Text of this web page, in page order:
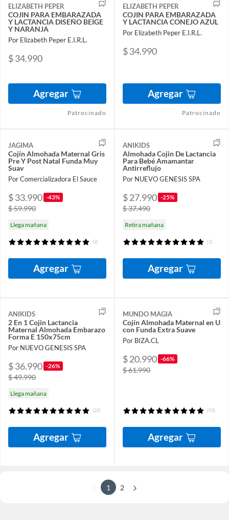
ELIZABETH PEPER
COJIN PARA EMBARAZADA
Y LACTANCIA DISEÑO BEIGE
Y NARANJA
Por Elizabeth Peper E.I.R.L.
$ 34.990
Agregar
Patrocinado
ELIZABETH PEPER
COJIN PARA EMBARAZADA
Y LACTANCIA CONEJO AZUL
Por Elizabeth Peper E.I.R.L.
$ 34.990
Agregar
Patrocinado
JAGIMA
Cojín Almohada Maternal Gris
Pre Y Post Natal Funda Muy
Suav
Por Comercializadora El Sauce
$ 33.990 -43%
$ 59.990
Llega mañana
(2)
Agregar
ANIKIDS
Almohada Cojin De Lactancia
Para Bebé Amamantar
Antirreflujo
Por NUEVO GENESIS SPA
$ 27.990 -25%
$ 37.490
Retira mañana
(1)
Agregar
ANIKIDS
2 En 1 Cojin Lactancia
Maternal Almohada Embarazo
Forma E 150x75cm
Por NUEVO GENESIS SPA
$ 36.990 -26%
$ 49.990
Llega mañana
(22)
Agregar
MUNDO MAGIA
Cojín Almohada Maternal en U
con Funda Extra Suave
Por BIZA.CL
$ 20.990 -66%
$ 61.990
(53)
Agregar
1 2